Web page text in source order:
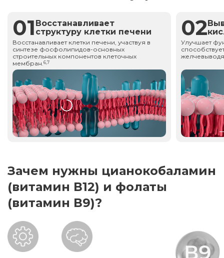
01 Восстанавливает
структуру клетки печени
Восстанавливает клетки печени, участвуя в
синтезе фосфолипидов-основных
строительных компонентов клеточных
мембран.6,7
02
Улучшает
Зачем нужны цианокобаламин
(витамин В12) и фолаты
(витамин В9)?